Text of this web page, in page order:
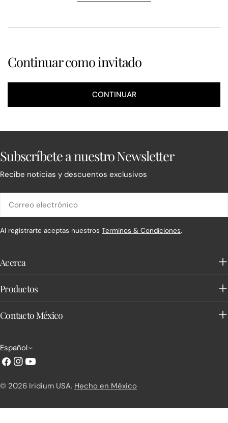
Continuar como invitado
CONTINUAR
Subscríbete a nuestro Newsletter
Recibe noticias y descuentos exclusivos
electrónico
Al registrarte aceptas nuestros Terminos & Condiciones.
Acerca
Productos
Contacto México
I
d
i
Español
Facebook
Instagram
YouTube
© 2026 Iridium USA. Hecho en México